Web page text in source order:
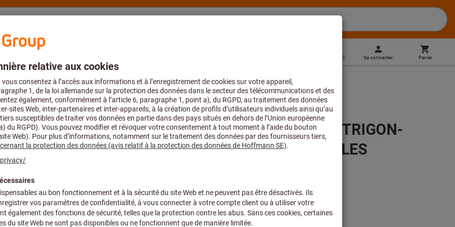
Conseils et assistance
fr) Se connecter Panier
Forets hélicoïdaux et à plaquettes Foret à plaquettes
KUB-T.2D.670.R.10-ABS80 KUB TRIGON-
FORET À PLAQUETTES AMOVIBLES